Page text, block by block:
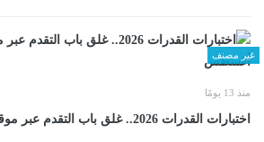
غير مصنف
منذ 13 يومًا
اختبارات القدرات 2026.. غلق باب التقدم عبر موقع التنسيق 6 أغسطس